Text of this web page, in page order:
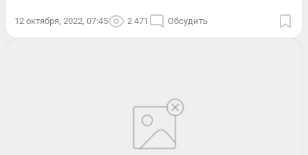
12 октября, 2022, 07:45 2 471 Обсудить